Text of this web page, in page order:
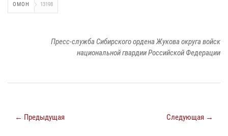
ОМОН 13198
Пресс-служба Сибирского ордена Жукова округа войск
национальной гвардии Российской Федерации
← Предыдущая Следующая →